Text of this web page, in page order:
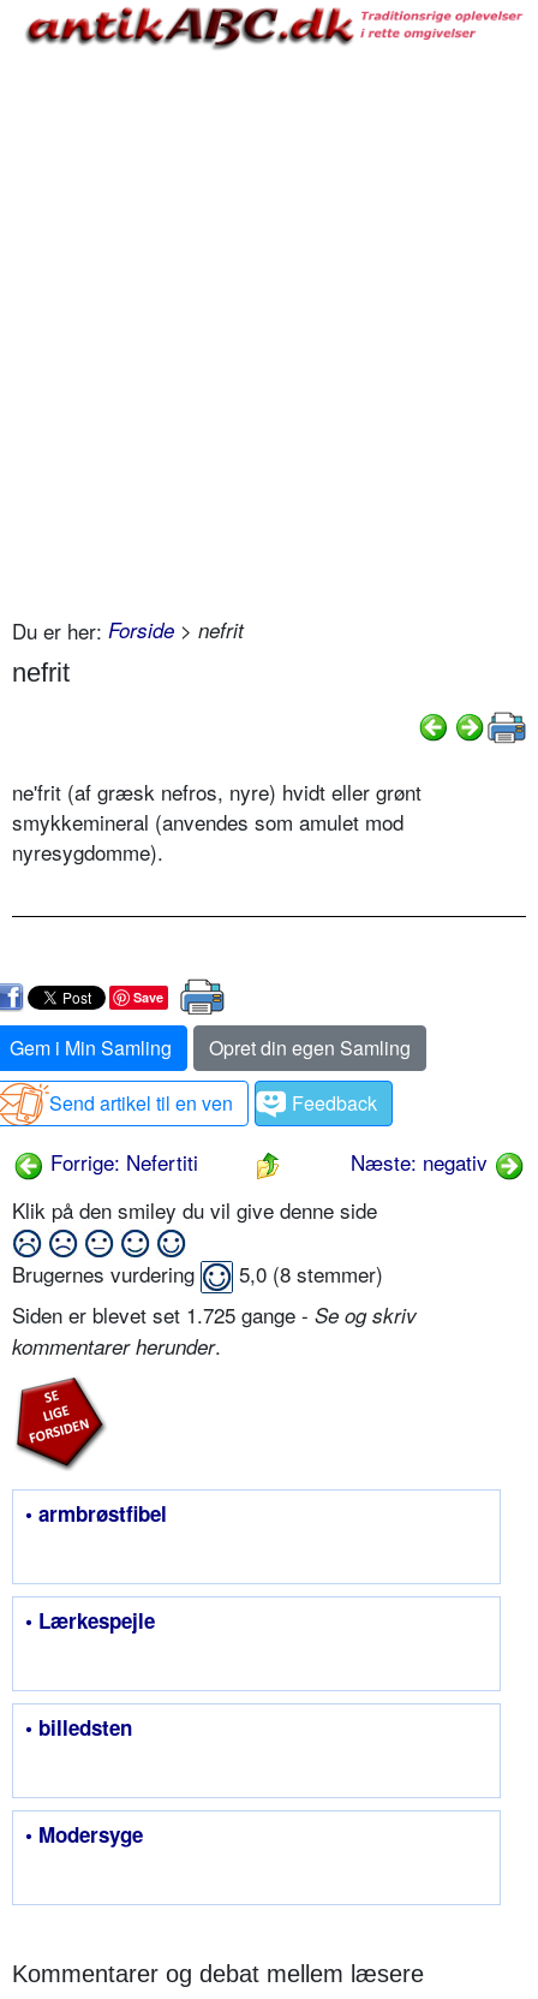
Du er her: Forside > nefrit
nefrit
ne'frit (af græsk nefros, nyre) hvidt eller grønt
smykkemineral (anvendes som amulet mod
nyresygdomme).
Save
Gem i Min Samling
Opret din egen Samling
Send artikel til en ven
Feedback
Forrige: Nefertiti
Næste: negativ
Klik på den smiley du vil give denne side
Brugernes vurdering 5,0 (8 stemmer)
Siden er blevet set 1.725 gange - Se og skriv
kommentarer herunder.
• armbrøstfibel
• Lærkespejle
• billedsten
• Modersyge
Kommentarer og debat mellem læsere